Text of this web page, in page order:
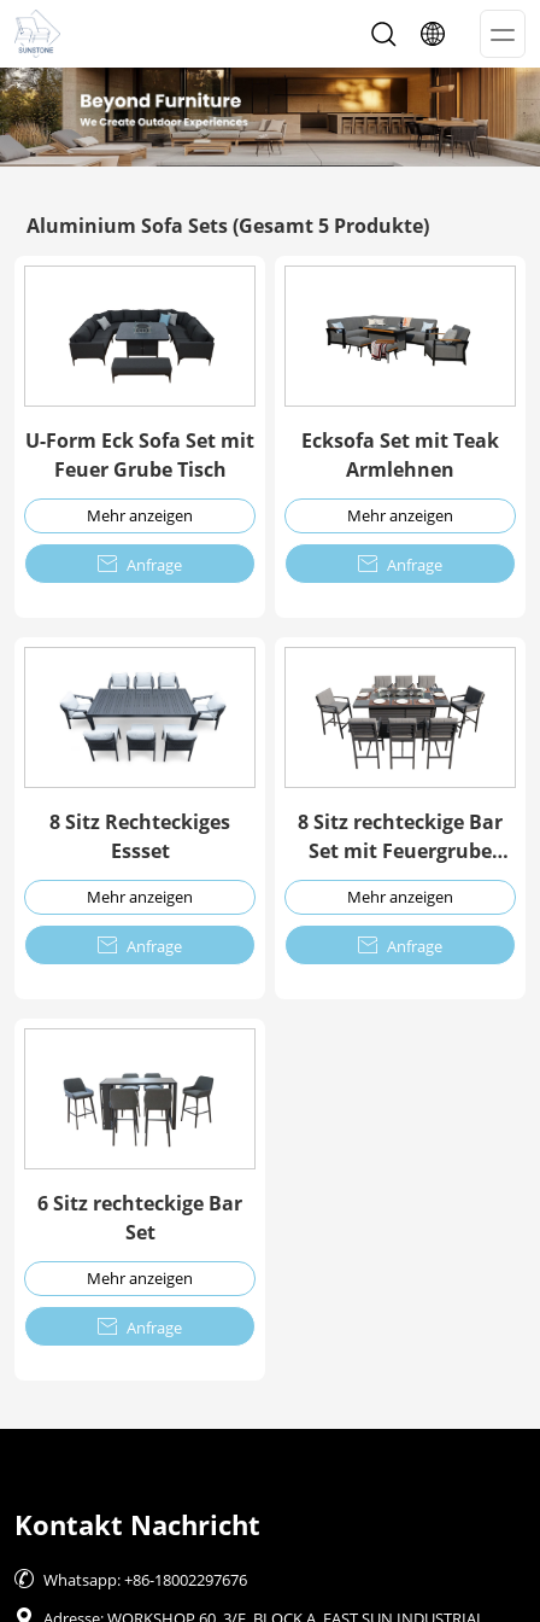
Aluminium Sofa Sets(Gesamt 5 Produkte)
U-Form Eck Sofa Set mit
Feuer Grube Tisch
Mehr anzeigen
 Anfrage
Ecksofa Set mit Teak
Armlehnen
Mehr anzeigen
 Anfrage
8 Sitz Rechteckiges
Essset
Mehr anzeigen
 Anfrage
8 Sitz rechteckige Bar
Set mit Feuergrube
Tisch
Mehr anzeigen
 Anfrage
6 Sitz rechteckige Bar
Set
Mehr anzeigen
 Anfrage
Kontakt Nachricht
 Whatsapp: +86-18002297676
